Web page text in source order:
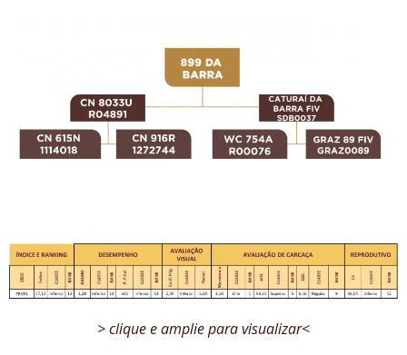
> clique e amplie para visualizar<